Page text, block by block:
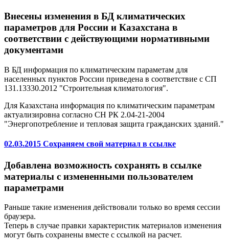
Внесены изменения в БД климатических
параметров для России и Казахстана в
соответствии с действующими нормативными
документами
В БД информация по климатическим параметам для
населенных пунктов России приведена в соответствие с СП
131.13330.2012 "Строительная климатология".
Для Казахстана информация по климатическим параметрам
актуализировна согласно СН РК 2.04-21-2004
"Энергопотребление и тепловая защита гражданских зданий."
02.03.2015 Сохраняем свой материал в ссылке
Добавлена возможность сохранять в ссылке
материалы с измененными пользователем
параметрами
Раньше такие изменения действовали только во время сессии
браузера.
Теперь в случае правки характеристик материалов изменения
могут быть сохранены вместе с ссылкой на расчет.